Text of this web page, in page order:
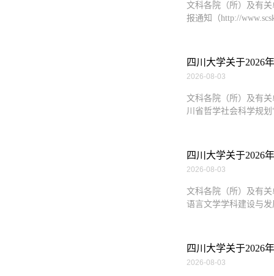
文科各院（所）及有
报通知（http://
四川大学关于2026
2026-08-03
文科各院（所）及有
川省哲学社会科学规
四川大学关于2026
2026-08-03
文科各院（所）及有
语言文学学科建设与
四川大学关于2026
2026-08-03